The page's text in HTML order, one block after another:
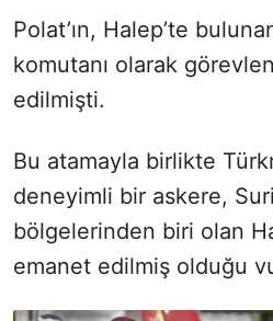
Polat’ın, Halep’te
komutanı olarak
edilmişti.
Bu atamayla birlikte
deneyimli bir askere,
bölgelerinden biri olan
emanet edilmiş olduğu